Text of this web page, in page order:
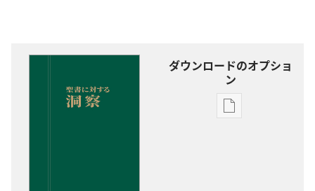
ダウンロードのオプショ
ン
出